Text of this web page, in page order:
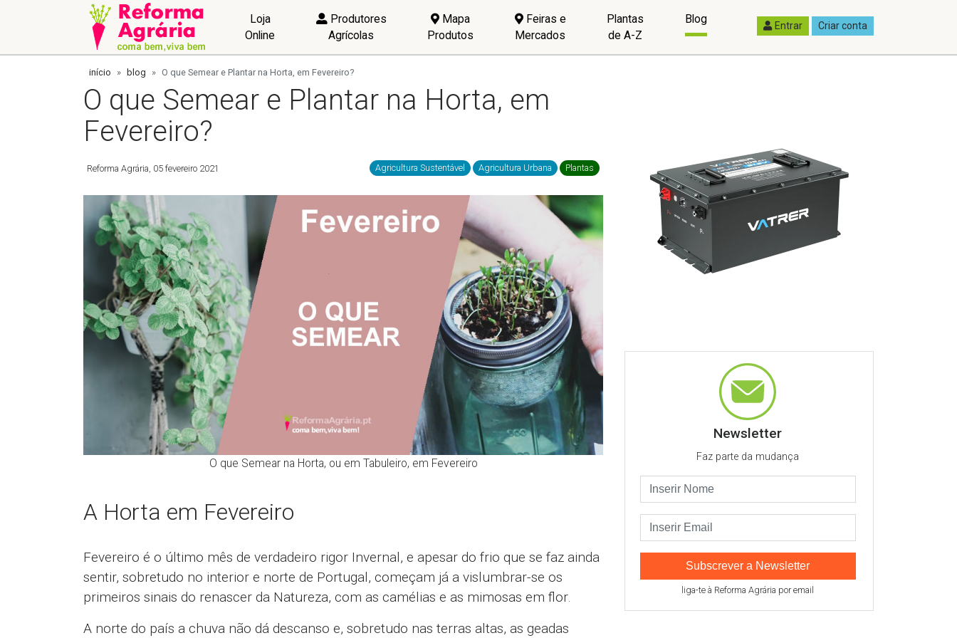
Loja
Online
Produtores
Agrícolas
Mapa
Produtos
Feiras e
Mercados
Plantas
de A-Z
Blog Entrar Criar conta
início blog O que Semear e Plantar na Horta, em Fevereiro?
O que Semear e Plantar na Horta, em
Fevereiro?
Reforma Agrária 05 fevereiro 2021 Agricultura Sustentável Agricultura Urbana Plantas
O que Semear na Horta, ou em Tabuleiro, em Fevereiro
A Horta em Fevereiro
Fevereiro é o último mês de verdadeiro rigor Invernal, e apesar do frio que se faz ainda
sentir, sobretudo no interior e norte de Portugal, começam já a vislumbrar-se os
primeiros sinais do renascer da Natureza, com as camélias e as mimosas em flor.
A norte do país a chuva não dá descanso e, sobretudo nas terras altas, as geadas
Newsletter
Faz parte da mudança
Subscrever a Newsletter
liga-te à Reforma Agrária por email